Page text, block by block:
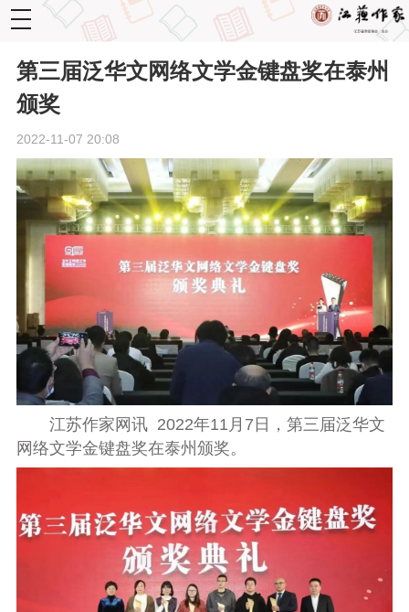
toggle
navigation
第三届泛华文网络文学金键盘奖在泰州
颁奖
2022-11-07 20:08
江苏作家网讯 2022年11月7日，第三届泛华文
网络文学金键盘奖在泰州颁奖。